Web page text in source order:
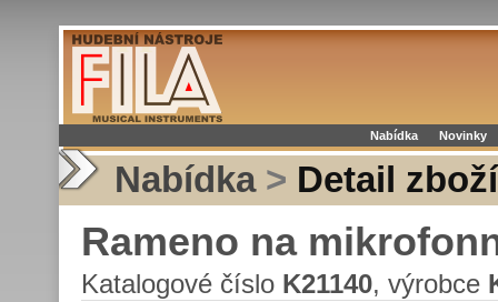
Nabídka Novinky
Nabídka > Detail zboží
Rameno na
Katalogové číslo K21140, výrobce